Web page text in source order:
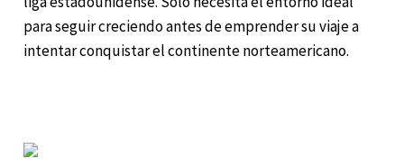
para seguir creciendo antes de emprender su viaje a
intentar conquistar el continente norteamericano.